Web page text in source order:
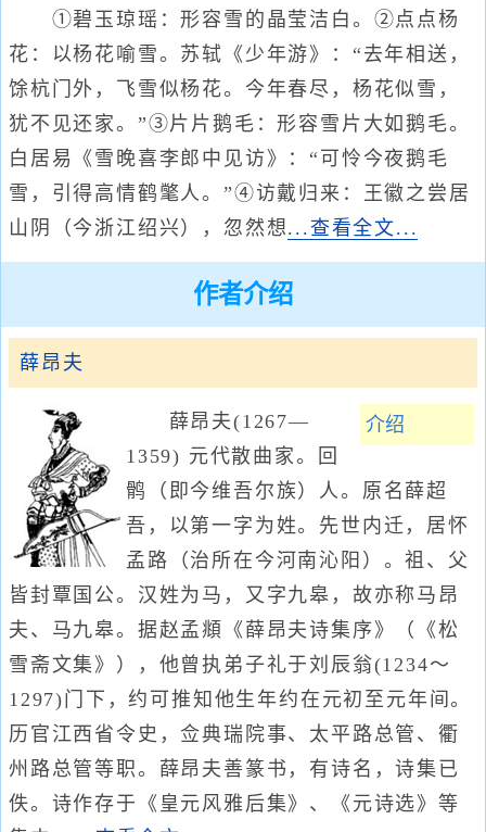
①碧玉琼瑶：形容雪的晶莹洁白。②点点杨
花：以杨花喻雪。苏轼《少年游》：“去年相送，
馀杭门外，飞雪似杨花。今年春尽，杨花似雪，
犹不见还家。”③片片鹅毛：形容雪片大如鹅毛。
白居易《雪晚喜李郎中见访》：“可怜今夜鹅毛
雪，引得高情鹤氅人。”④访戴归来：王徽之尝居
山阴（今浙江绍兴），忽然想...查看全文...
作者介绍
薛昂夫
介绍
薛昂夫(1267—
1359) 元代散曲家。回
鹘（即今维吾尔族）人。原名薛超
吾，以第一字为姓。先世内迁，居怀
孟路（治所在今河南沁阳）。祖、父
皆封覃国公。汉姓为马，又字九皋，故亦称马昂
夫、马九皋。据赵孟頫《薛昂夫诗集序》（《松
雪斋文集》），他曾执弟子礼于刘辰翁(1234～
1297)门下，约可推知他生年约在元初至元年间。
历官江西省令史，佥典瑞院事、太平路总管、衢
州路总管等职。薛昂夫善篆书，有诗名，诗集已
佚。诗作存于《皇元风雅后集》、《元诗选》等